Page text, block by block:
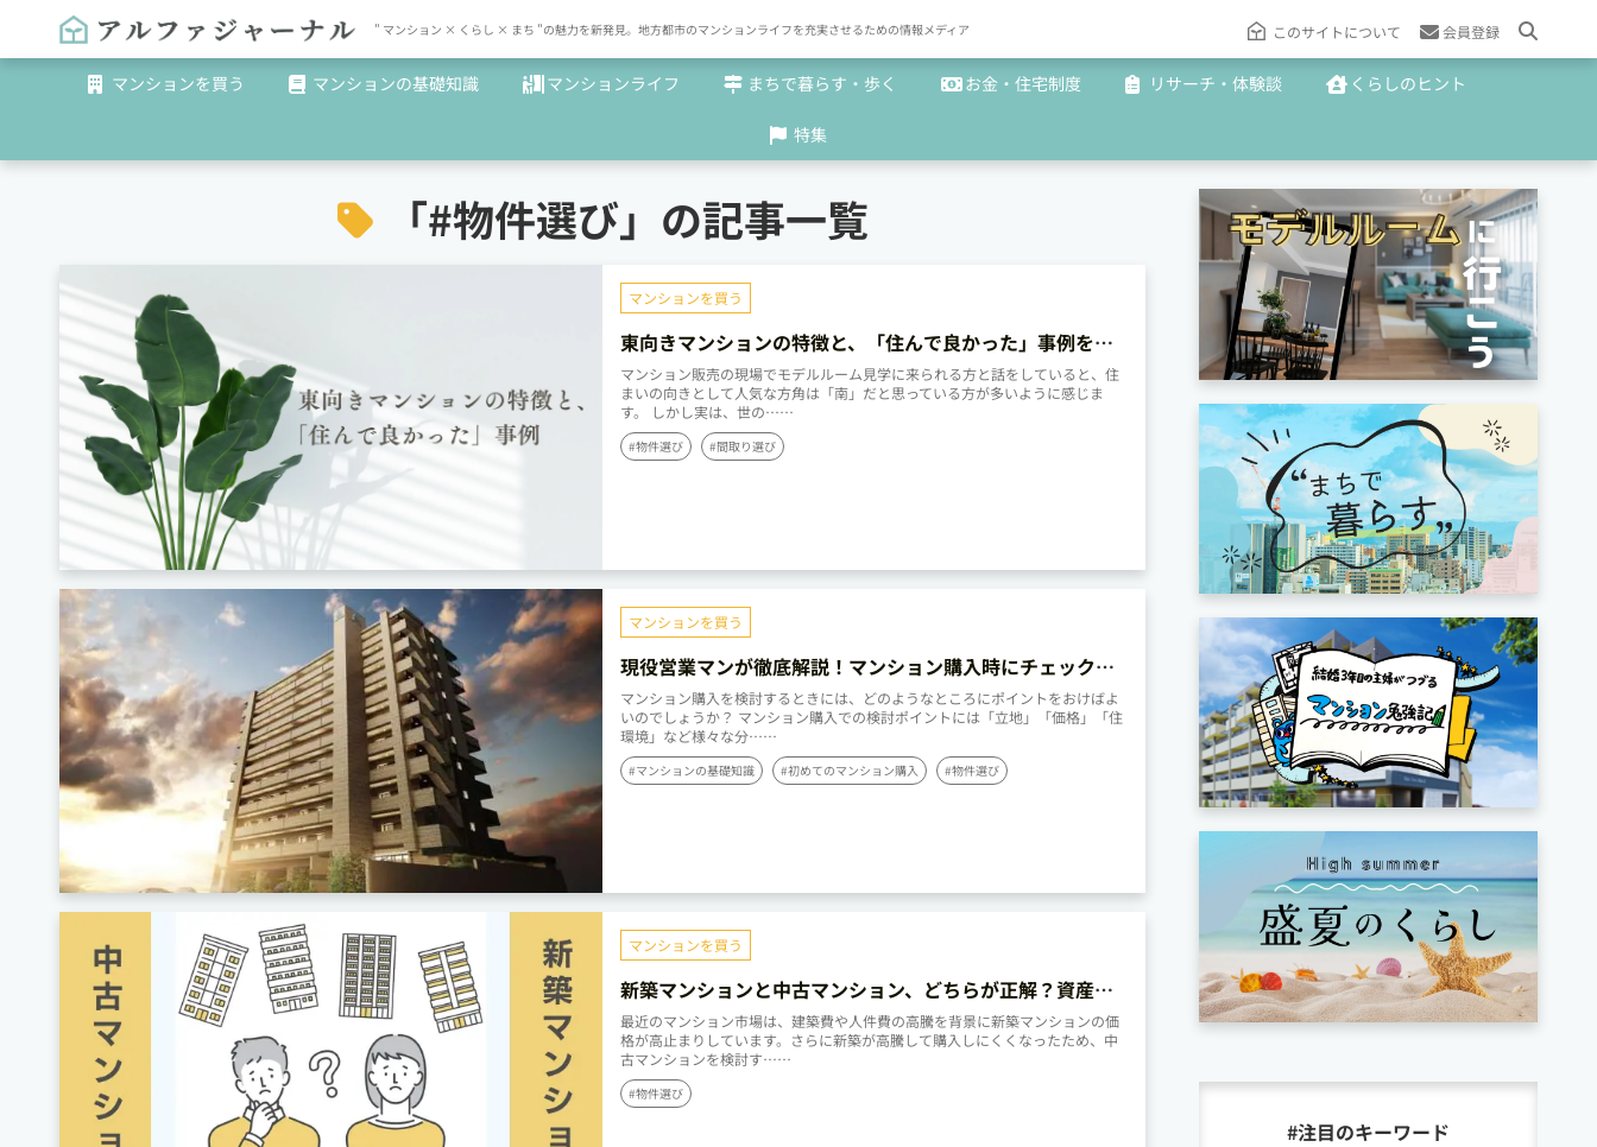
" マンション × くらし × まち "の魅力を新発見。地方都市のマンションライフを充実させるための情報メディア このサイトについて 会員登録
マンションを買う マンションの基礎知識 マンションライフ まちで暮らす・歩く お金・住宅制度 リサーチ・体験談 くらしのヒント
特集
「#物件選び」の記事一覧
マンションを買う
東向きマンションの特徴と、「住んで良かった」事例を紹
介します
マンション販売の現場でモデルルーム見学に来られる方と話をしていると、住
まいの向きとして人気な方角は「南」だと思っている方が多いように感じま
す。 しかし実は、世の……
#物件選び #間取り選び
マンションを買う
現役営業マンが徹底解説！マンション購入時にチェックし
たい19のポイント
マンション購入を検討するときには、どのようなところにポイントをおけばよ
いのでしょうか？ マンション購入での検討ポイントには「立地」「価格」「住
環境」など様々な分……
#マンションの基礎知識 #初めてのマンション購入 #物件選び
マンションを買う
新築マンションと中古マンション、どちらが正解？資産価
値・寿命・諸費用を徹底比較
最近のマンション市場は、建築費や人件費の高騰を背景に新築マンションの価
格が高止まりしています。さらに新築が高騰して購入しにくくなったため、中
古マンションを検討す……
#物件選び
#注目のキーワード